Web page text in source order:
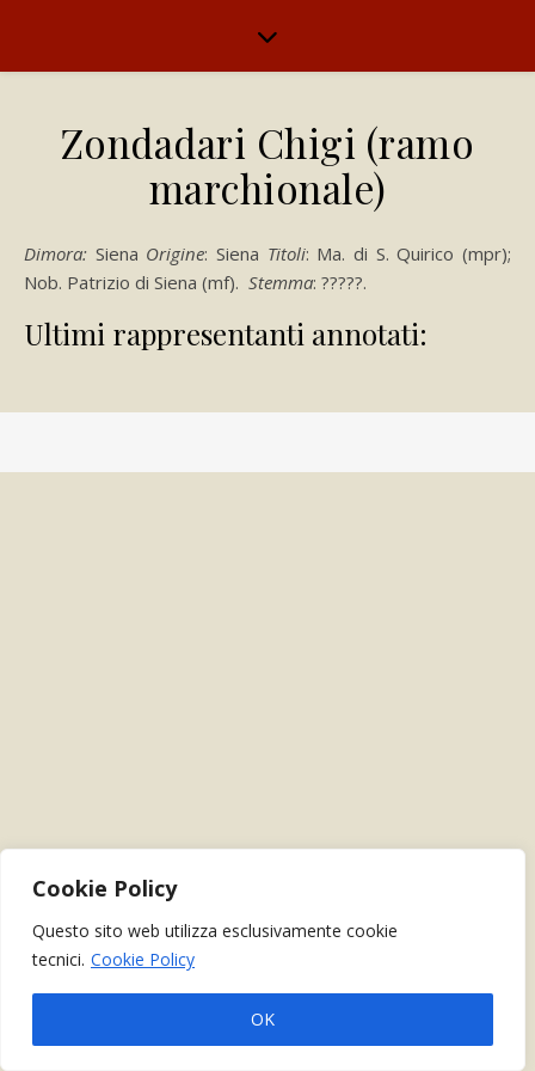
Cookie Policy
Questo sito web utilizza esclusivamente cookie
tecnici. Cookie Policy
OK
Zondadari Chigi (ramo
marchionale)
Dimora: Siena Origine: Siena Titoli: Ma. di S. Quirico (mpr);
Nob. Patrizio di Siena (mf). Stemma: ?????.
Ultimi rappresentanti annotati: